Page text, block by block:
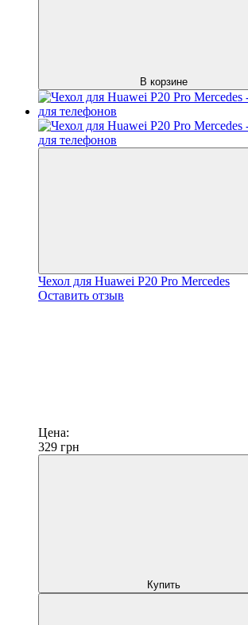
В корзине
Чехол для Huawei P20 Pro Mercedes
Оставить отзыв
Цена:
329 грн
Купить